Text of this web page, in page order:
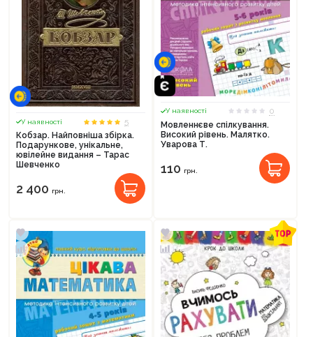
У наявності
5
Кобзар. Найповніша збірка.
Подарункове, унікальне,
ювілейне видання – Тарас
Шевченко
2 400 грн.
У наявності
0
Мовленнєве спілкування.
Високий рівень. Малятко.
Уварова Т.
110 грн.